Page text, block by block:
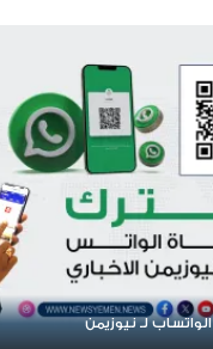
لـ نيوزيمن